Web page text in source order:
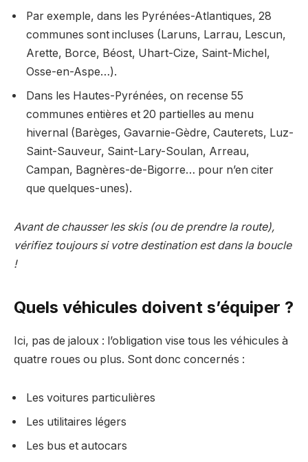
Par exemple, dans les Pyrénées-Atlantiques, 28
communes sont incluses (Laruns, Larrau, Lescun,
Arette, Borce, Béost, Uhart-Cize, Saint-Michel,
Osse-en-Aspe…).
Dans les Hautes-Pyrénées, on recense 55
communes entières et 20 partielles au menu
hivernal (Barèges, Gavarnie-Gèdre, Cauterets, Luz-
Saint-Sauveur, Saint-Lary-Soulan, Arreau,
Campan, Bagnères-de-Bigorre… pour n’en citer
que quelques-unes).
Avant de chausser les skis (ou de prendre la route),
vérifiez toujours si votre destination est dans la boucle
!
Quels véhicules doivent s’équiper ?
Ici, pas de jaloux : l’obligation vise tous les véhicules à
quatre roues ou plus. Sont donc concernés :
Les voitures particulières
Les utilitaires légers
Les bus et autocars